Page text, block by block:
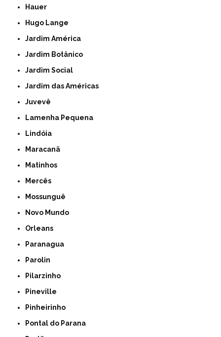
Hauer
Hugo Lange
Jardim América
Jardim Botânico
Jardim Social
Jardim das Américas
Juvevê
Lamenha Pequena
Lindóia
Maracanã
Matinhos
Mercês
Mossunguê
Novo Mundo
Orleans
Paranagua
Parolin
Pilarzinho
Pineville
Pinheirinho
Pontal do Parana